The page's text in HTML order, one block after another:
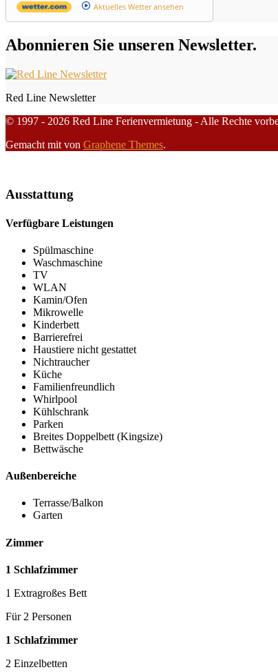
Aktuelles Wetter ansehen
Abonnieren Sie unseren Newsletter.
Red Line Newsletter
© 1997 - 2026 Red Line Ferienvermietung - Alle Rechte
Gemacht mit von Graphene Themes.
Ausstattung
Verfügbare Leistungen
Spülmaschine
Waschmaschine
TV
WLAN
Kamin/Ofen
Mikrowelle
Kinderbett
Barrierefrei
Haustiere nicht gestattet
Nichtraucher
Küche
Familienfreundlich
Whirlpool
Kühlschrank
Parken
Breites Doppelbett (Kingsize)
Bettwäsche
Außenbereiche
Terrasse/Balkon
Garten
Zimmer
1 Schlafzimmer
1 Extragroßes Bett
Für 2 Personen
1 Schlafzimmer
2 Einzelbetten